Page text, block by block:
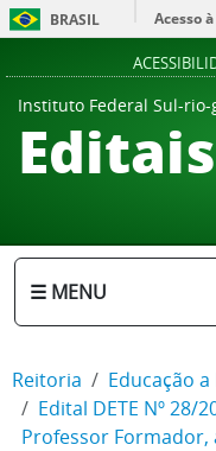
BRASIL
Acesso
Instituto Federal Sul-
Editais
☰ MENU
Reitoria Educação
Edital DETE Nº 28/
Professor Formador,